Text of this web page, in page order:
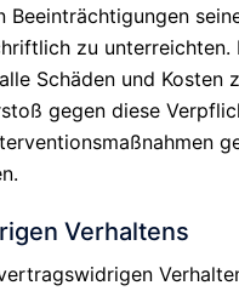
Beeinträchtigungen
zu unterreichten.
Schäden und Kosten
gegen diese
Verhaltens